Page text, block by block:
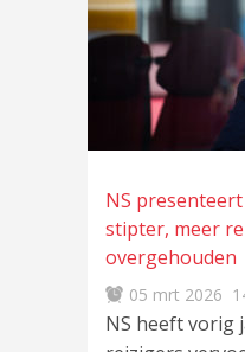
NS
stipter, meer
overgehouden
05 mrt 2026
NS heeft vorig